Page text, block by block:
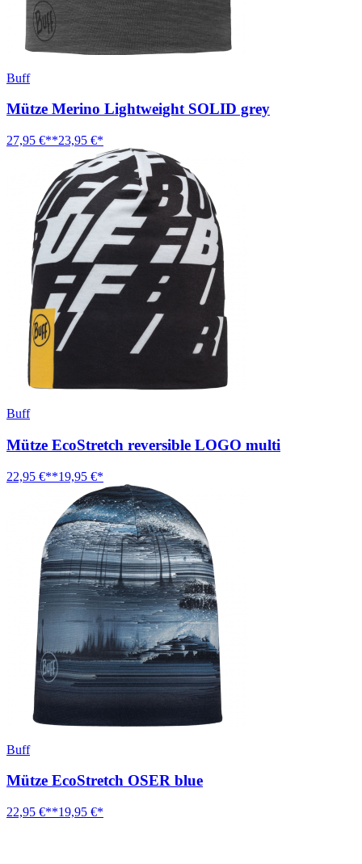
Buff
Mütze Merino Lightweight SOLID grey
27,95 €**23,95 €*
Buff
Mütze EcoStretch reversible LOGO multi
22,95 €**19,95 €*
Buff
Mütze EcoStretch OSER blue
22,95 €**19,95 €*